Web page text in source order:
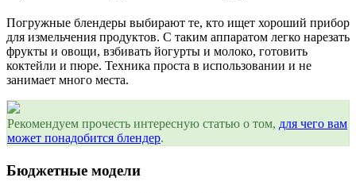
Погружные блендеры выбирают те, кто ищет хороший прибор
для измельчения продуктов. С таким аппаратом легко нарезать
фрукты и овощи, взбивать йогурты и молоко, готовить
коктейли и пюре. Техника проста в использовании и не
занимает много места.
Рекомендуем прочесть интересную статью о том, для чего вам
может понадобится блендер.
Бюджетные модели